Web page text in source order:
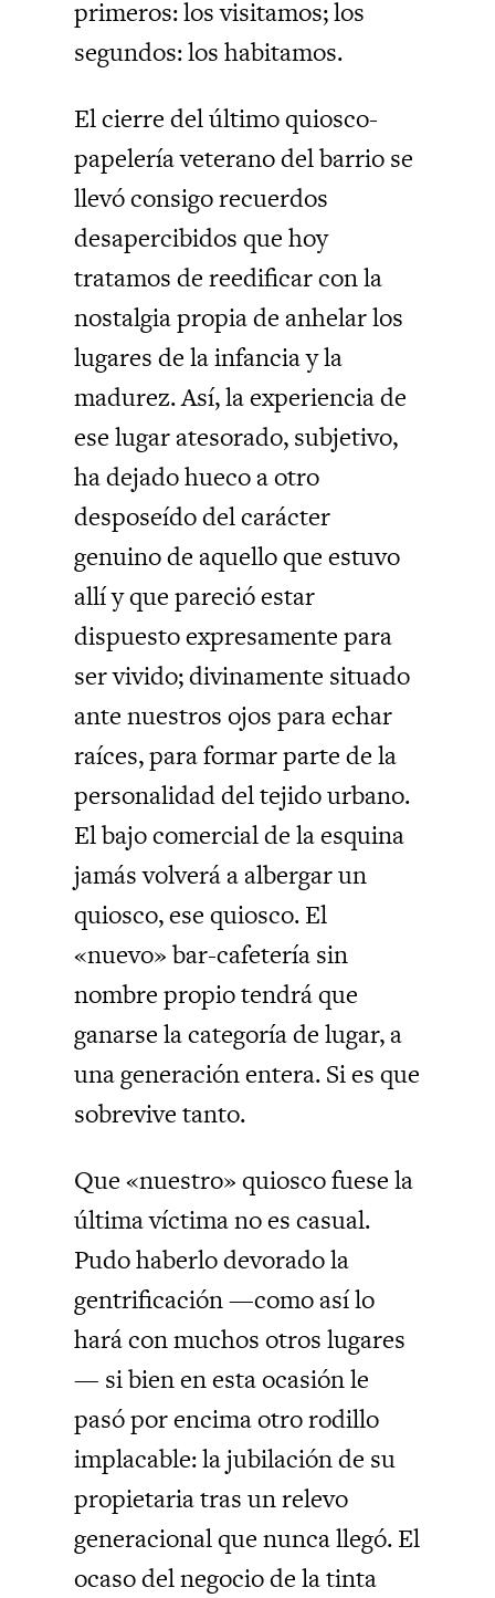
primeros: los visitamos; los
segundos: los habitamos.
El cierre del último quiosco-
papelería veterano del barrio se
llevó consigo recuerdos
desapercibidos que hoy
tratamos de reedificar con la
nostalgia propia de anhelar los
lugares de la infancia y la
madurez. Así, la experiencia de
ese lugar atesorado, subjetivo,
ha dejado hueco a otro
desposeído del carácter
genuino de aquello que estuvo
allí y que pareció estar
dispuesto expresamente para
ser vivido; divinamente situado
ante nuestros ojos para echar
raíces, para formar parte de la
personalidad del tejido urbano.
El bajo comercial de la esquina
jamás volverá a albergar un
quiosco, ese quiosco. El
«nuevo» bar-cafetería sin
nombre propio tendrá que
ganarse la categoría de lugar, a
una generación entera. Si es que
sobrevive tanto.
Que «nuestro» quiosco fuese la
última víctima no es casual.
Pudo haberlo devorado la
gentrificación —como así lo
hará con muchos otros lugares
— si bien en esta ocasión le
pasó por encima otro rodillo
implacable: la jubilación de su
propietaria tras un relevo
generacional que nunca llegó. El
ocaso del negocio de la tinta